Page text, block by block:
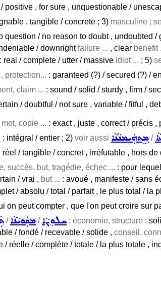
positive , for sure , unquestionable /
, tangible / concrete ; 3) masculine ;
question / no reason to doubt , undoubted
/ downrightfailure ... , clear benefit
: real / complete / utter / massive idiot ... ; 5)
protection... : garanteed (?) / secured (?) /
claim ... : sound / solid / sturdy , firm /
/ doubtful / not sure , variable / fitful ,
copie ... : exact , juste , correct / précis
: intégral / entier ; 2) voir aussi ܡܸܬܗܲܝܡܢܵܢܵܐ /
/ tangible / concret , irréfutable , hors
succès, but, tragédie, échec ... : pour
/ vrai , but ... : avoué , manifeste / sans
/ absolu / total / parfait , le plus total / la
on peut compter , que l'on peut croire sur
/ܡܩܲܘܝܵܢܵܐ /ܚܠܘܼܨܵܐ ; économie, structure :
/ fondé / recevable / solide , conseil,
/ réelle / complète / totale / la plus totale ,